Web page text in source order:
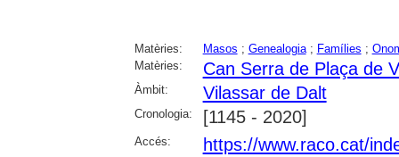
Matèries: Masos ; Genealogia; Famílies ;
Matèries:
Can Serra de Plaça de
Àmbit: Vilassar de Dalt
Cronologia: [1145 - 2020]
Accés: https://www.raco.cat/